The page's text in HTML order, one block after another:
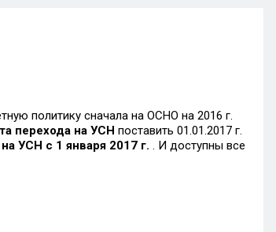
политику сначала на ОСНО на 2016 г.
перехода на УСН поставить 01.01.2017 г.
УСН с 1 января 2017 г. . И доступны все